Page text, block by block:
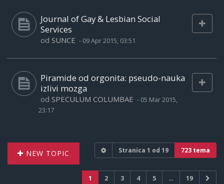
Journal of Gay & Lesbian Social
Services
od SUNCE - 09 Apr 2015, 03:51
Piramide od orgonita: pseudo-nauka
izlivi mozga
od SPECULUM COLUMBAE - 05 Mar 2015,
23:17
NEW TOPIC Stranica 1 od 19 723 tema
1 2 3 4 5 … 19